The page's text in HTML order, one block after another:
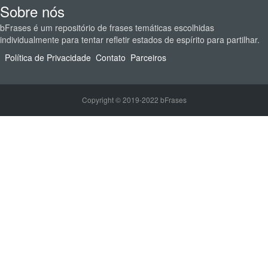
Sobre nós
bFrases é um repositório de frases temáticas escolhidas
individualmente para tentar refletir estados de espírito para partilhar.
Política de Privacidade Contato Parceiros
Copyright © 2019-2022 bFrases